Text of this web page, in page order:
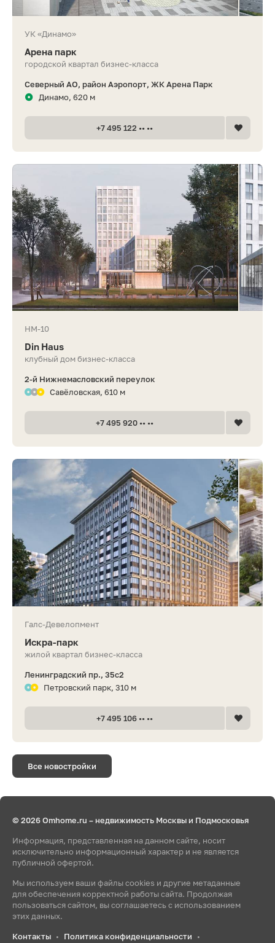
УК «Динамо»
Арена парк
городской квартал бизнес-класса
Северный АО, район Аэропорт, ЖК Арена Парк
Динамо, 620 м
+7 495 122 •• ••
НМ-10
Din Haus
клубный дом бизнес-класса
2-й Нижнемасловский переулок
Савёловская, 610 м
+7 495 920 •• ••
Галс-Девелопмент
Искра-парк
жилой квартал бизнес-класса
Ленинградский пр., 35с2
Петровский парк, 310 м
+7 495 106 •• ••
Все новостройки
© 2026 Omhome.ru – недвижимость Москвы и Подмосковья
Информация, представленная на данном сайте, носит
исключительно информационный характер и не является
публичной офертой.
Мы используем ваши файлы cookies и другие метаданные
для обеспечения корректной работы сайта. Продолжая
пользоваться сайтом, вы соглашаетесь с использованием
этих данных.
Контакты • Политика конфиденциальности •